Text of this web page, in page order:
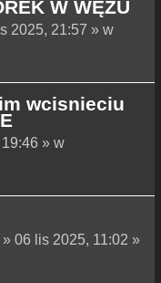
W WĘŻU
2025, 21:57 » w
wcisnieciu
» w
» 06 lis 2025, 11:02 »